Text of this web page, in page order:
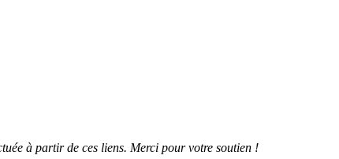
à partir de ces liens. Merci pour votre soutien !